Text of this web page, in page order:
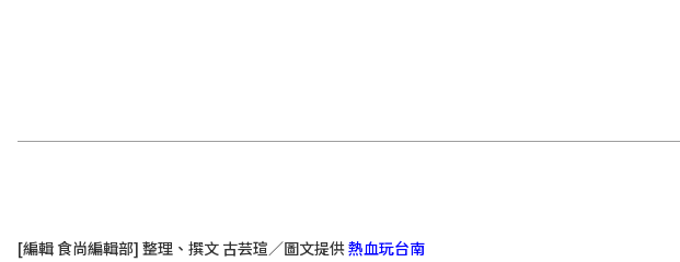
[編輯 食尚編輯部] 整理、撰文 古芸瑄／圖文提供熱血玩台南